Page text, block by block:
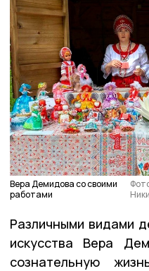
Вера Демидова со своими
работами
Различными видами
искусства Вера
сознательную